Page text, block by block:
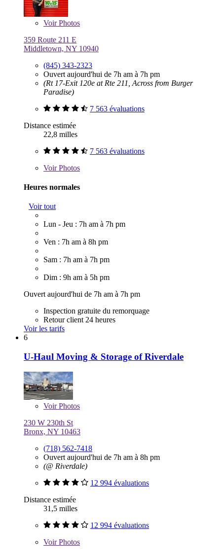
VoirPhotos
359 Route 211 E
Middletown, NY 10940
(845) 343-2323
Ouvert aujourd'hui de 7h am à 7h pm
(Rt 17-Exit 120e at Rte 211, Across from Burger
Paradise)
7 563 évaluations
Distance estimée
22,8 milles
7 563 évaluations
VoirPhotos
Heures normales
Voir tout
Lun - Jeu : 7h am à 7h pm
Ven : 7h am à 8h pm
Sam : 7h am à 7h pm
Dim : 9h am à 5h pm
Ouvert aujourd'hui de 7h am à 7h pm
Inspection gratuite du remorquage
Retour client 24 heures
Voir les tarifs
6
U-Haul Moving & Storage of Riverdale
VoirPhotos
230 W 230th St
Bronx, NY 10463
(718) 562-7418
Ouvert aujourd'hui de 7h am à 8h pm
(@ Riverdale)
12 994 évaluations
Distance estimée
31,5 milles
12 994 évaluations
VoirPhotos